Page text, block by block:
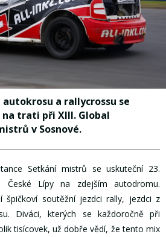
a rallycrossu se
trati při XIII. Global
v Sosnové.
Setkání mistrů se uskuteční 23.
Lípy na zdejším autodromu.
špičkoví soutěžní jezdci rally, jezdci z
Diváci, kterých se každoročně při
tisícovek, už dobře vědí, že tento mix